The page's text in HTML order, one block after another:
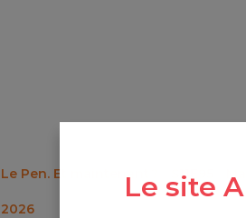
Le Pen. Et maintenant ? - S11E95 -
2026
Le site